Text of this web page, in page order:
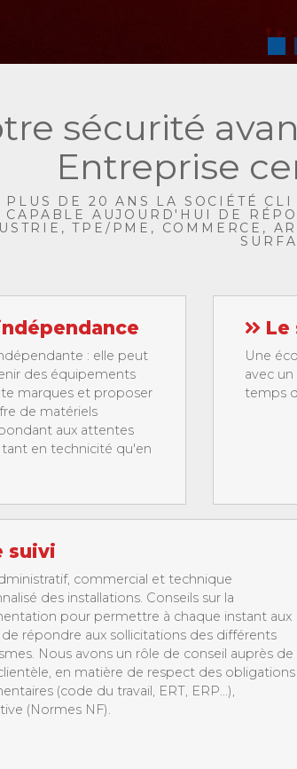
sécurité
Entreprise
PLUS DE 20 ANS LA SOCIÉTÉ
CAPABLE AUJOURD'HUI DE
TPE/PME, COMMERCE,
: elle peut
des équipements
marques et proposer
de matériels
aux attentes
tant en technicité qu'en
Le
Une
avec
temps
suivi
commercial et technique
des installations. Conseils sur la
pour permettre à chaque instant aux
de répondre aux sollicitations des différents
Nous avons un rôle de conseil auprès de
en matière de respect des obligations
(code du travail, ERT, ERP...),
(Normes NF).